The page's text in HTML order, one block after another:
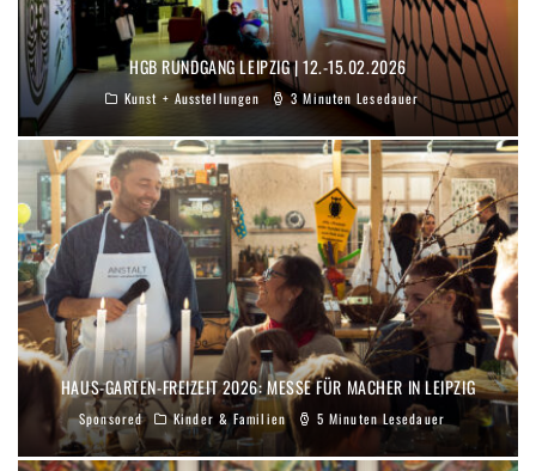
HGB RUNDGANG LEIPZIG | 12.-15.02.2026
Kunst + Ausstellungen 3 Minuten Lesedauer
HAUS-GARTEN-FREIZEIT 2026: MESSE FÜR MACHER IN LEIPZIG
Sponsored Kinder & Familien 5 Minuten Lesedauer